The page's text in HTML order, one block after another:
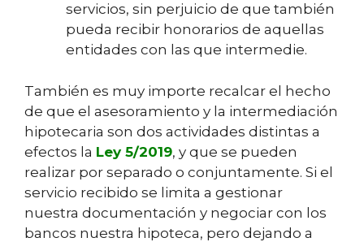
servicios, sin perjuicio de que también
pueda recibir honorarios de aquellas
entidades con las que intermedie.
También es muy importe recalcar el hecho
de que el asesoramiento y la intermediación
hipotecaria son dos actividades distintas a
efectos la Ley 5/2019, y que se pueden
realizar por separado o conjuntamente. Si el
servicio recibido se limita a gestionar
nuestra documentación y negociar con los
bancos nuestra hipoteca, pero dejando a